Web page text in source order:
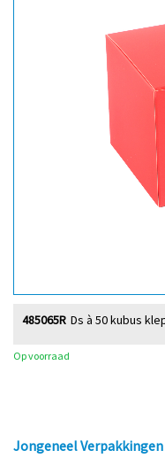
Ds à 50 kubus
485065R
Op voorraad
Jongeneel Verpakkingen